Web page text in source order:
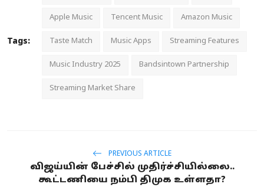
Tags:
Apple Music Tencent Music Amazon Music
Taste Match Music Apps Streaming Features
Music Industry 2025 Bandsintown Partnership
Streaming Market Share
PREVIOUS ARTICLE
விஜய்யின் பேச்சில் முதிர்ச்சியில்லை..
கூட்டணியை நம்பி திமுக உள்ளதா?